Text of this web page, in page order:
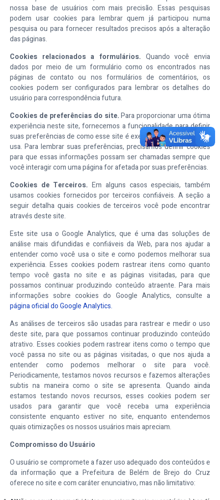
nossa base de usuários com mais precisão. Essas pesquisas
podem usar cookies para lembrar quem já participou numa
pesquisa ou para fornecer resultados precisos após a alteração
das páginas.
Cookies relacionados a formulários. Quando você envia
dados por meio de um formulário como os encontrados nas
páginas de contato ou nos formulários de comentários, os
cookies podem ser configurados para lembrar os detalhes do
usuário para correspondência futura.
Cookies de preferências do site.Para proporcionar uma ótima
experiência neste site, fornecemos a funcionalidade para definir
suas preferências de como esse site é executado quando você o
usa. Para lembrar suas preferências, precisamos definir cookies
para que essas informações possam ser chamadas sempre que
você interagir com uma página for afetada por suas preferências.
Cookies de Terceiros. Em alguns casos especiais, também
usamos cookies fornecidos por terceiros confiáveis. A seção a
seguir detalha quais cookies de terceiros você pode encontrar
através deste site.
Este site usa o Google Analytics, que é uma das soluções de
análise mais difundidas e confiáveis da Web, para nos ajudar a
entender como você usa o site e como podemos melhorar sua
experiência. Esses cookies podem rastrear itens como quanto
tempo você gasta no site e as páginas visitadas, para que
possamos continuar produzindo conteúdo atraente. Para mais
informações sobre cookies do Google Analytics, consulte a
página oficial do Google Analytics.
As análises de terceiros são usadas para rastrear e medir o uso
deste site, para que possamos continuar produzindo conteúdo
atrativo. Esses cookies podem rastrear itens como o tempo que
você passa no site ou as páginas visitadas, o que nos ajuda a
entender como podemos melhorar o site para você.
Periodicamente, testamos novos recursos e fazemos alterações
subtis na maneira como o site se apresenta. Quando ainda
estamos testando novos recursos, esses cookies podem ser
usados para garantir que você receba uma experiência
consistente enquanto estiver no site, enquanto entendemos
quais otimizações os nossos usuários mais apreciam.
Compromisso do Usuário
O usuário se compromete a fazer uso adequado dos conteúdos e
da informação que a Prefeitura de Belém de Brejo do Cruz
oferece no site e com caráter enunciativo, mas não limitativo: